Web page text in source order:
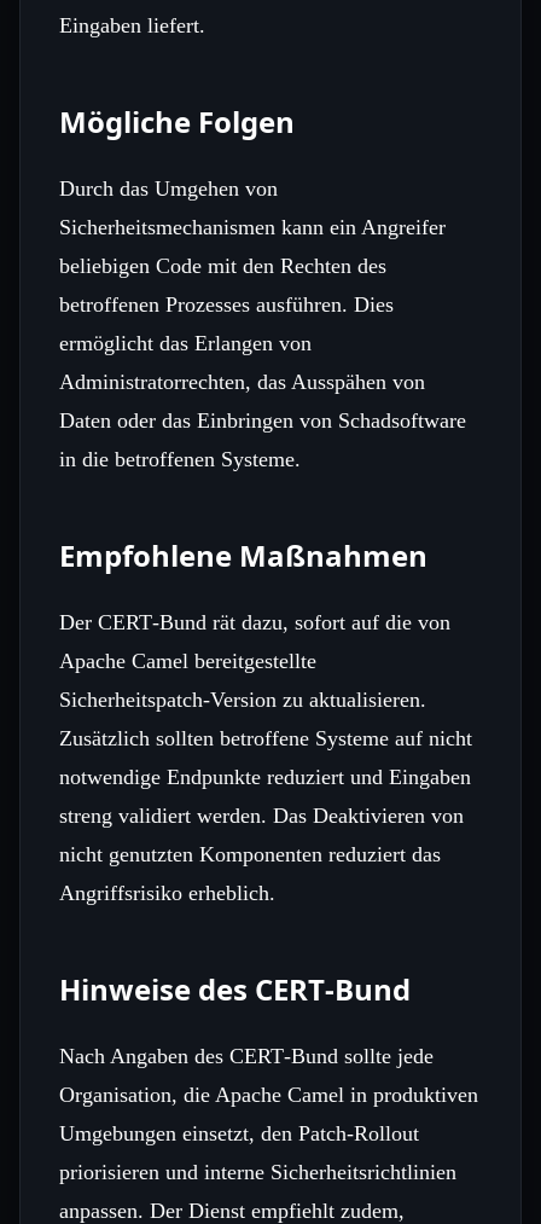
Eingaben liefert.
Mögliche Folgen
Durch das Umgehen von
Sicherheitsmechanismen kann ein Angreifer
beliebigen Code mit den Rechten des
betroffenen Prozesses ausführen. Dies
ermöglicht das Erlangen von
Administratorrechten, das Ausspähen von
Daten oder das Einbringen von Schadsoftware
in die betroffenen Systeme.
Empfohlene Maßnahmen
Der CERT‑Bund rät dazu, sofort auf die von
Apache Camel bereitgestellte
Sicherheitspatch‑Version zu aktualisieren.
Zusätzlich sollten betroffene Systeme auf nicht
notwendige Endpunkte reduziert und Eingaben
streng validiert werden. Das Deaktivieren von
nicht genutzten Komponenten reduziert das
Angriffsrisiko erheblich.
Hinweise des CERT‑Bund
Nach Angaben des CERT‑Bund sollte jede
Organisation, die Apache Camel in produktiven
Umgebungen einsetzt, den Patch‑Rollout
priorisieren und interne Sicherheitsrichtlinien
anpassen. Der Dienst empfiehlt zudem,